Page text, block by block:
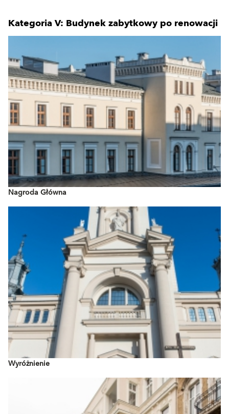
Kategoria V: Budynek zabytkowy po renowacji
Nagroda Główna
Wyróżnienie